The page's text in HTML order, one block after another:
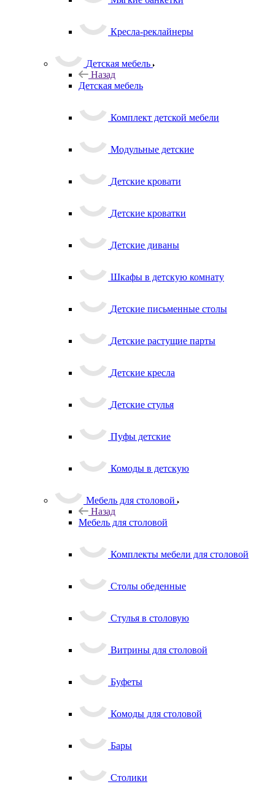
Кресла-реклайнеры
Детская мебель
Назад
Детская мебель
Комплект детской мебели
Модульные детские
Детские кровати
Детские кроватки
Детские диваны
Шкафы в детскую комнату
Детские письменные столы
Детские растущие парты
Детские кресла
Детские стулья
Пуфы детские
Комоды в детскую
Мебель для столовой
Назад
Мебель для столовой
Комплекты мебели для столовой
Столы обеденные
Стулья в столовую
Витрины для столовой
Буфеты
Комоды для столовой
Бары
Столики